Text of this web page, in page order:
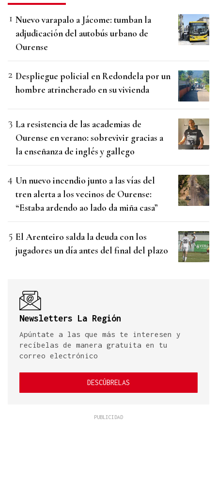
Nuevo varapalo a Jácome: tumban la
adjudicación del autobús urbano de
Ourense
Despliegue policial en Redondela por un
hombre atrincherado en su vivienda
La resistencia de las academias de
Ourense en verano: sobrevivir gracias a
la enseñanza de inglés y gallego
Un nuevo incendio junto a las vías del
tren alerta a los vecinos de Ourense:
“Estaba ardendo ao lado da miña casa”
El Arenteiro salda la deuda con los
jugadores un día antes del final del plazo
Newsletters La Región
Apúntate a las que más te interesen y
recíbelas de manera gratuita en tu
correo electrónico
DESCÚBRELAS